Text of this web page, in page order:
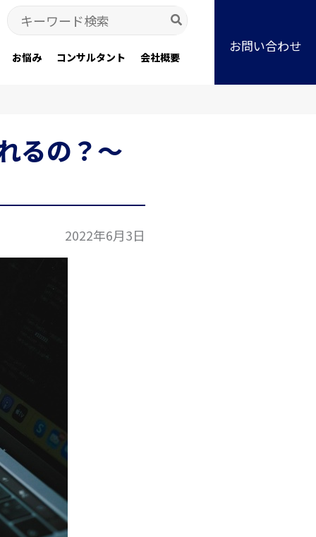
Search
for:
お悩み コンサルタント 会社概要
お問い合わせ
るの？～
2022年6月3日